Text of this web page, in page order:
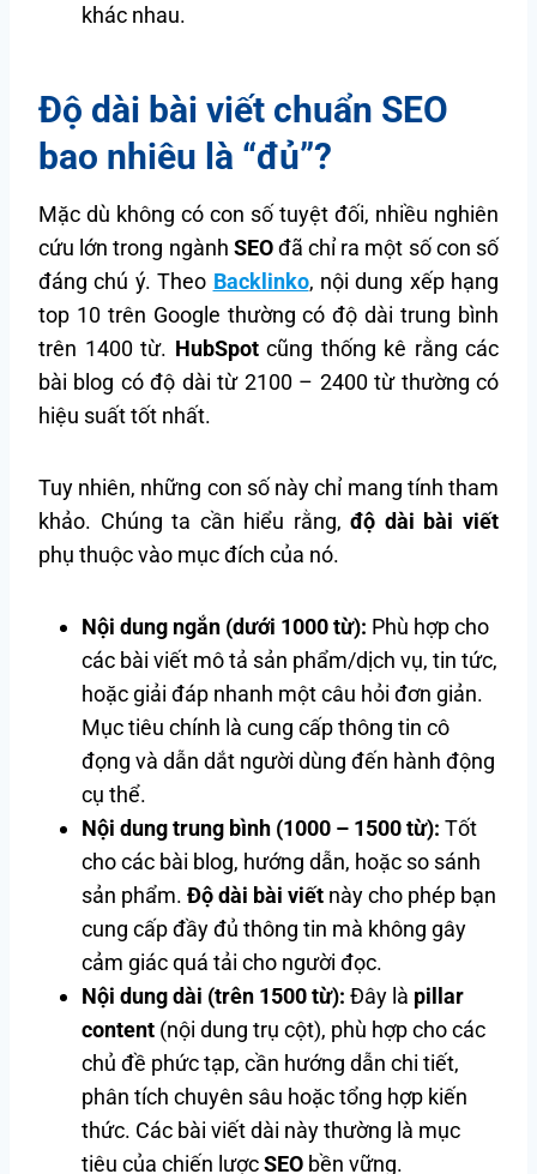
khác nhau.
Độ dài bài viết chuẩn SEO
bao nhiêu là “đủ”?
Mặc dù không có con số tuyệt đối, nhiều nghiên
cứu lớn trong ngành SEOđã chỉ ra một số con số
đáng chú ý. Theo Backlinko, nội dung xếp hạng
top 10 trên Google thường có độ dài trung bình
trên 1400 từ. HubSpotcũng thống kê rằng các
bài blog có độ dài từ 2100 – 2400 từ thường có
hiệu suất tốt nhất.
Tuy nhiên, những con số này chỉ mang tính tham
khảo. Chúng ta cần hiểu rằng,độ dài bài viết
phụ thuộc vào mục đích của nó.
Nội dung ngắn (dưới 1000 từ): Phù hợp cho
các bài viết mô tả sản phẩm/dịch vụ, tin tức,
hoặc giải đáp nhanh một câu hỏi đơn giản.
Mục tiêu chính là cung cấp thông tin cô
đọng và dẫn dắt người dùng đến hành động
cụ thể.
Nội dung trung bình (1000 – 1500 từ): Tốt
cho các bài blog, hướng dẫn, hoặc so sánh
sản phẩm. Độ dài bài viết này cho phép bạn
cung cấp đầy đủ thông tin mà không gây
cảm giác quá tải cho người đọc.
Nội dung dài (trên 1500 từ): Đây là pillar
content (nội dung trụ cột), phù hợp cho các
chủ đề phức tạp, cần hướng dẫn chi tiết,
phân tích chuyên sâu hoặc tổng hợp kiến
thức. Các bài viết dài này thường là mục
tiêu của chiến lượcSEO bền vững.